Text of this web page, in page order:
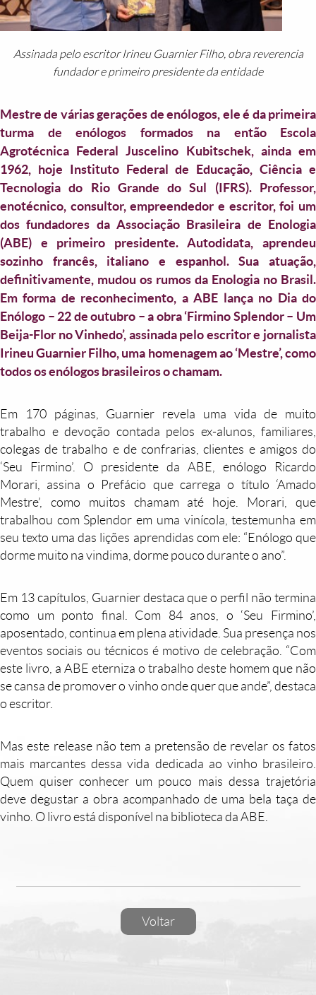
Assinada pelo escritor Irineu Guarnier Filho, obra reverencia
fundador e primeiro presidente da entidade
Mestre de várias gerações de enólogos, ele é da primeira
turma de enólogos formados na então Escola
Agrotécnica Federal Juscelino Kubitschek, ainda em
1962, hoje Instituto Federal de Educação, Ciência e
Tecnologia do Rio Grande do Sul (IFRS). Professor,
enotécnico, consultor, empreendedor e escritor, foi um
dos fundadores da Associação Brasileira de Enologia
(ABE) e primeiro presidente. Autodidata, aprendeu
sozinho francês, italiano e espanhol. Sua atuação,
definitivamente, mudou os rumos da Enologia no Brasil.
Em forma de reconhecimento, a ABE lança no Dia do
Enólogo – 22 de outubro – a obra ‘Firmino Splendor – Um
Beija-Flor no Vinhedo’, assinada pelo escritor e jornalista
Irineu Guarnier Filho, uma homenagem ao ‘Mestre’, como
todos os enólogos brasileiros o chamam.
Em 170 páginas, Guarnier revela uma vida de muito
trabalho e devoção contada pelos ex-alunos, familiares,
colegas de trabalho e de confrarias, clientes e amigos do
‘Seu Firmino’. O presidente da ABE, enólogo Ricardo
Morari, assina o Prefácio que carrega o título ‘Amado
Mestre’, como muitos chamam até hoje. Morari, que
trabalhou com Splendor em uma vinícola, testemunha em
seu texto uma das lições aprendidas com ele: “Enólogo que
dorme muito na vindima, dorme pouco durante o ano”.
Em 13 capítulos, Guarnier destaca que o perfil não termina
como um ponto final. Com 84 anos, o ‘Seu Firmino’,
aposentado, continua em plena atividade. Sua presença nos
eventos sociais ou técnicos é motivo de celebração. “Com
este livro, a ABE eterniza o trabalho deste homem que não
se cansa de promover o vinho onde quer que ande”, destaca
o escritor.
Mas este release não tem a pretensão de revelar os fatos
mais marcantes dessa vida dedicada ao vinho brasileiro.
Quem quiser conhecer um pouco mais dessa trajetória
deve degustar a obra acompanhado de uma bela taça de
vinho. O livro está disponível na biblioteca da ABE.
Voltar